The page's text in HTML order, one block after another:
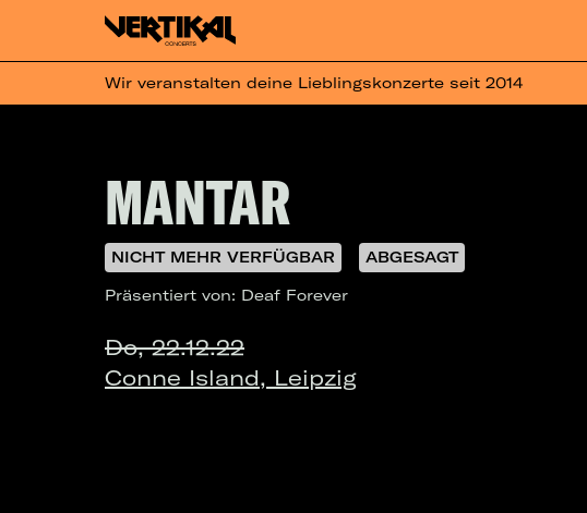
Wir veranstalten deine Lieblingskonzerte seit 2014
MANTAR
NICHT MEHR VERFÜGBAR
ABGESAGT
Präsentiert von: Deaf Forever
Do, 22.12.22
Conne Island, Leipzig